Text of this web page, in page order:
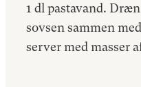
1 dl pastavand.
sovsen sammen
server med masser